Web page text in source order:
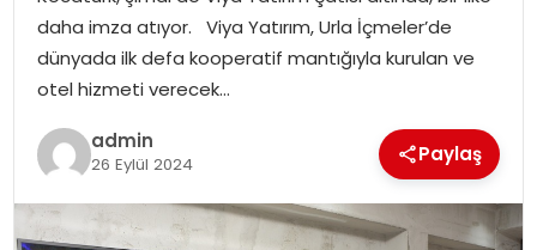
SOSYAL HABER
daha imza atıyor. Viya Yatırım, Urla İçmeler’de
dünyada ilk defa kooperatif mantığıyla kurulan ve
otel hizmeti verecek…
admin
26 Eylül 2024 Paylaş